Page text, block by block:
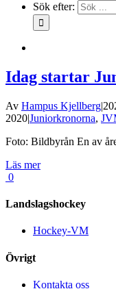
Sök efter:
Idag startar
Av Hampus Kjellberg|
2020|Juniorkronorna,
Foto: Bildbyrån En av
Läs mer
0
Landslagshockey
Hockey-VM
Övrigt
Kontakta oss